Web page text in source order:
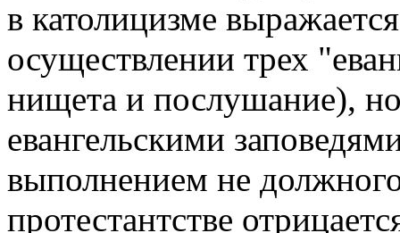
в католицизме
осуществлении трех
нищета и послушание), но
евангельскими
выполнением не
протестантстве